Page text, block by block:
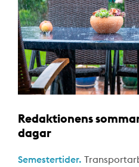
Redaktionens
dagar
Semestertider.